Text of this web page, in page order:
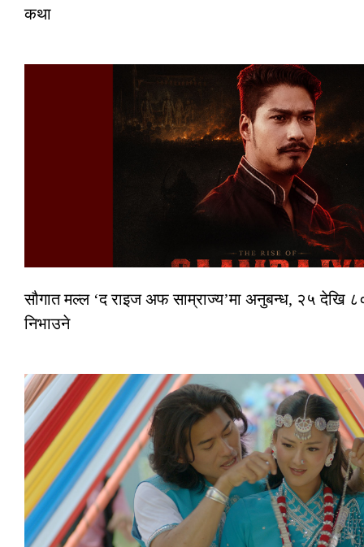
कथा
सौगात मल्ल ‘द राइज अफ साम्राज्य’मा अनुबन्ध, २५ देखि
निभाउने